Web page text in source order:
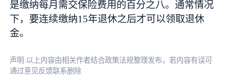
是缴纳每月需交保险费用的百分之八。通常情况
下，要连续缴纳15年退休之后才可以领取退休
金。
声明:以上内容由相关作者结合政策法规整理发布，若内容有误可
通过意见反馈联系删除